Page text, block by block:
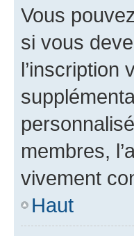
Vous
si vous
l’inscription
membres,
vivement
Haut